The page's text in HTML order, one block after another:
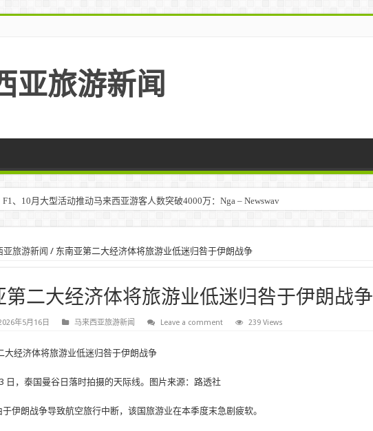
亚旅游新闻
F1、10月大型活动推动马来西亚游客人数突破4000万：Nga – Newswav
Klook客路将印度和中东创作者聚集在马来西亚 – TravelBiz Monitor
亚旅游新闻 / 东南亚第二大经济体将旅游业低迷归咎于伊朗战争
第二大经济体将旅游业低迷归咎于伊朗战争
年5月16日 马来西亚旅游新闻 Leave a comment 239 Views
日，泰国曼谷日落时拍摄的天际线。图片来源：路透社
伊朗战争导致航空旅行中断，该国旅游业在本季度末急剧疲软。